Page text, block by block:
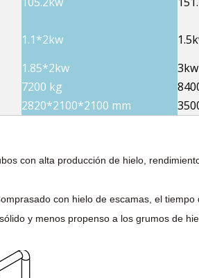
1.1*2kw
1.85*2kw 3kw
7200 kg
2820*2100*2100 mm
con alta producción de hielo,
con hielo de escamas, el
y menos propenso a los grumos de